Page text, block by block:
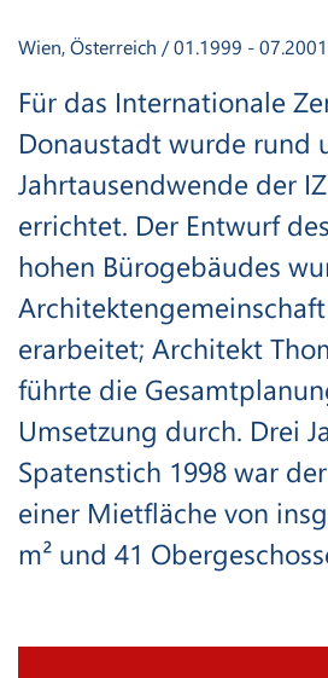
Wien, Österreich / 01.1999 - 07.2001
Für das Internationale
Donaustadt wurde rund
Jahrtausendwende der
errichtet. Der Entwurf
hohen Bürogebäudes
Architektengemeinschaft
erarbeitet; Architekt
führte die
Umsetzung durch. Drei
Spatenstich 1998 war
einer Mietfläche von
m² und 41